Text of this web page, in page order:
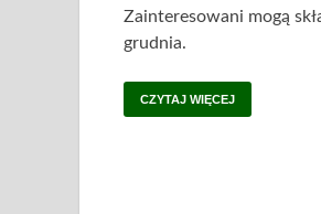
Zainteresowani mogą
grudnia.
CZYTAJ WIĘCEJ